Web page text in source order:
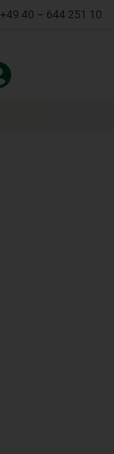
+49 40 – 644 251 10